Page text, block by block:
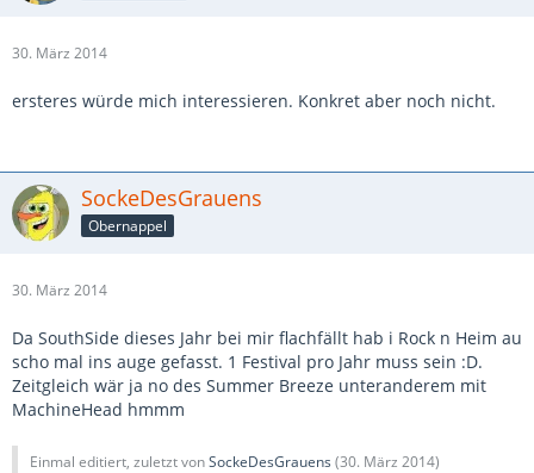
30. März 2014
ersteres würde mich interessieren. Konkret aber noch nicht.
SockeDesGrauens
Obernappel
30. März 2014
Da SouthSide dieses Jahr bei mir flachfällt hab i Rock n Heim au
scho mal ins auge gefasst. 1 Festival pro Jahr muss sein :D.
Zeitgleich wär ja no des Summer Breeze unteranderem mit
MachineHead hmmm
Einmal editiert, zuletzt vonSockeDesGrauens (30. März 2014)